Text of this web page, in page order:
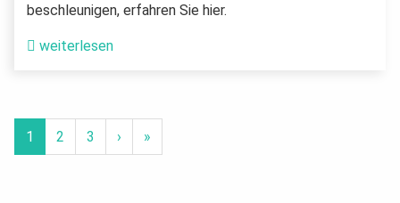
beschleunigen, erfahren Sie hier.
weiterlesen
1 2 3 › »